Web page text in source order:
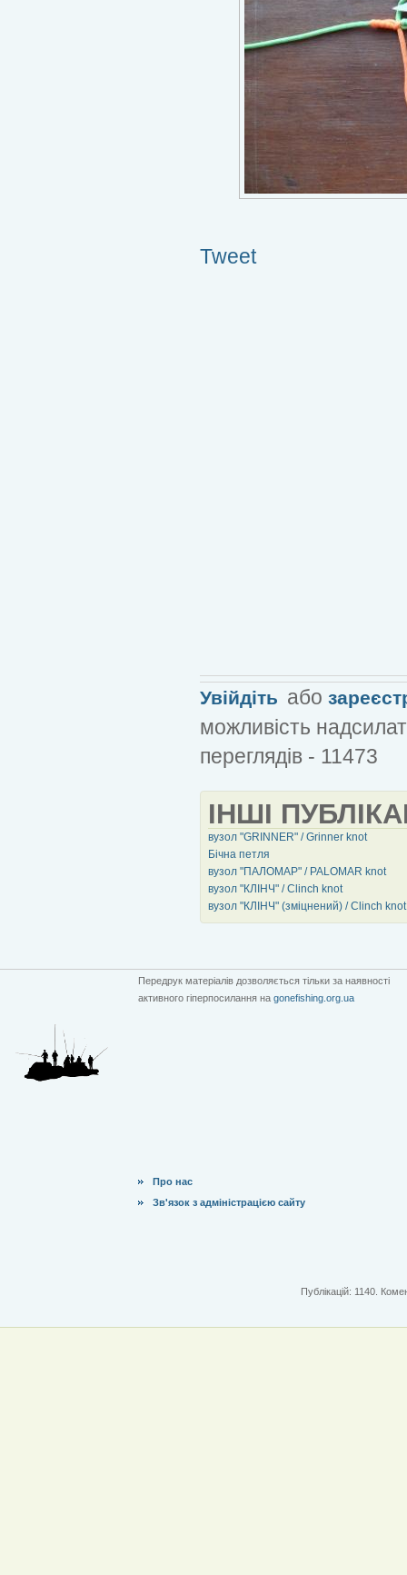
Tweet
Увійдіть або
можливість
переглядів - 11473
ІНШІ
вузол "GRINNER" / Grinner knot
Бічна петля
вузол "ПАЛОМАР" / PALOMAR knot
вузол "КЛІНЧ" / Clinch knot
вузол "КЛІНЧ" (зміцнений) / Clinch
Передрук матеріалів дозволяється тільки за наявності
активного гіперпосилання на gonefishing.org.ua
Про нас
Зв'язок з адміністрацією сайту
Публікацій: 1140.